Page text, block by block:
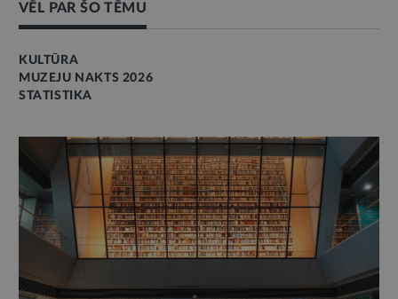
VĒL PAR ŠO TĒMU
KULTŪRA
MUZEJU NAKTS 2026
STATISTIKA